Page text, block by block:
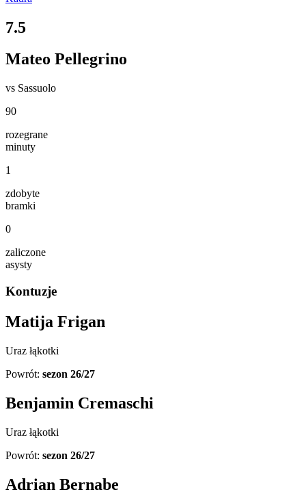
7.5
Mateo Pellegrino
vs Sassuolo
90
rozegrane
minuty
1
zdobyte
bramki
0
zaliczone
asysty
Kontuzje
Matija Frigan
Uraz łąkotki
Powrót: sezon 26/27
Benjamin Cremaschi
Uraz łąkotki
Powrót: sezon 26/27
Adrian Bernabe